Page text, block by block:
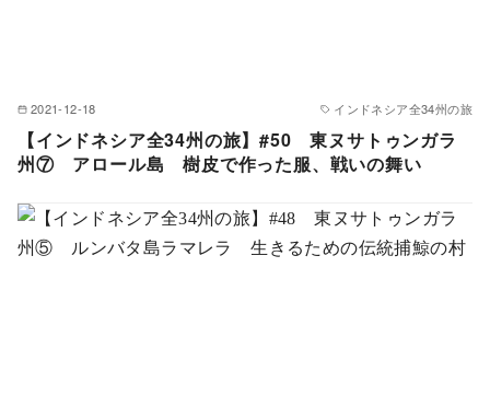
2021-12-18 インドネシア全34州の旅
【インドネシア全34州の旅】#50 東ヌサトゥンガラ
州⑦ アロール島 樹皮で作った服、戦いの舞い